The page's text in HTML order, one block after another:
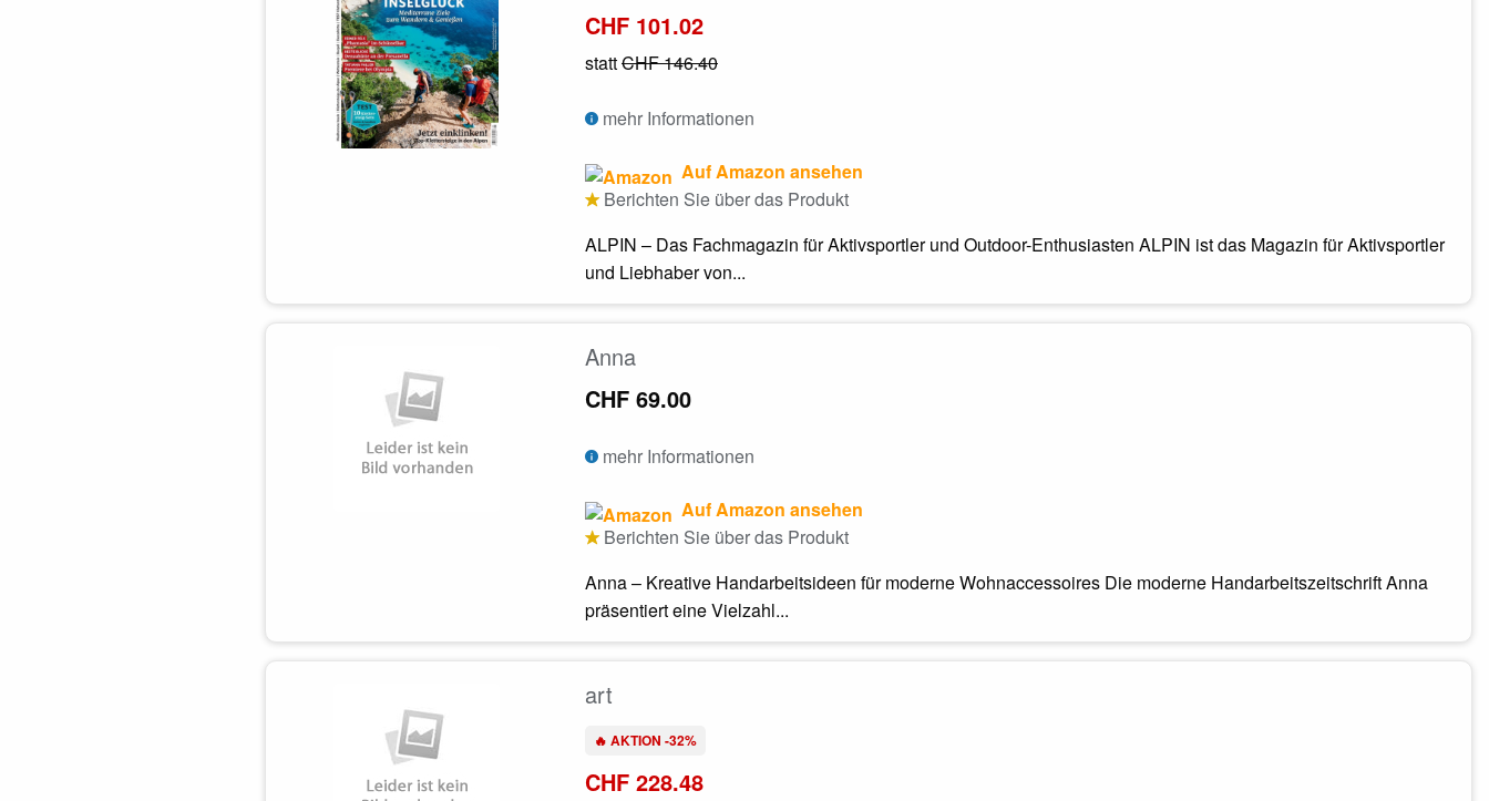
CHF 101.02
stattCHF 146.40
mehr Informationen
Auf Amazon ansehen
Berichten Sie über das Produkt
ALPIN – Das Fachmagazin für Aktivsportler und Outdoor-Enthusiasten ALPIN ist das Magazin für Aktivsportler
und Liebhaber von...
Anna
CHF 69.00
mehr Informationen
Auf Amazon ansehen
Berichten Sie über das Produkt
Anna – Kreative Handarbeitsideen für moderne Wohnaccessoires Die moderne Handarbeitszeitschrift Anna
präsentiert eine Vielzahl...
art
🔥 AKTION -32%
CHF 228.48